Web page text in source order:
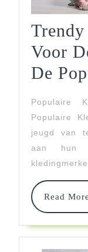
Voor
De
Populaire
Populaire
jeugd van
aan hun
Read More